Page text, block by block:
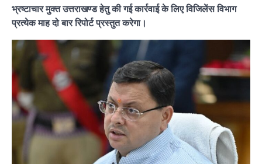
भ्रष्टाचार मुक्त उत्तराखण्ड हेतु की गई कार्रवाई के लिए विजिलेंस विभाग
प्रत्येक माह दो बार रिपोर्ट प्रस्तुत करेगा।